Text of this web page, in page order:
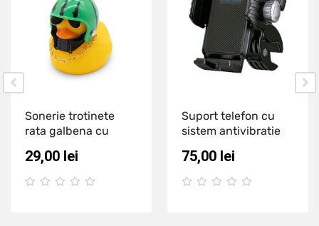
Sonerie trotinete
rata galbena cu
29,00 lei
Suport telefon cu
sistem antivibratie
75,00 lei